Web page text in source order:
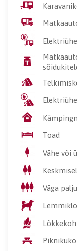
Toad
Vähe või
Väga